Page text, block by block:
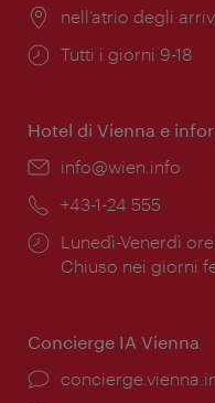
Posizione:
nell’atrio degli
Orari
Tutti i giorni 9-18
Hotel di Vienna e
Email:
info@wien.info
Telefono:
+43-1-24 555
Orari
di
Lunedì-Venerdì ore
Chiuso nei giorni
Concierge IA Vienna
Ort: